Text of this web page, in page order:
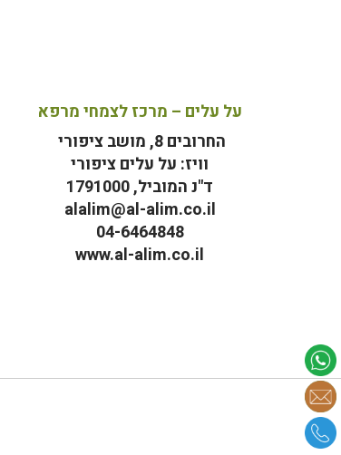
על עלים – מרכז לצמחי מרפא
החרובים 8, מושב ציפורי
וויז: על עלים ציפורי
ד"נ המוביל, 1791000
alalim@al-alim.co.il
04-6464848
www.al-alim.co.il